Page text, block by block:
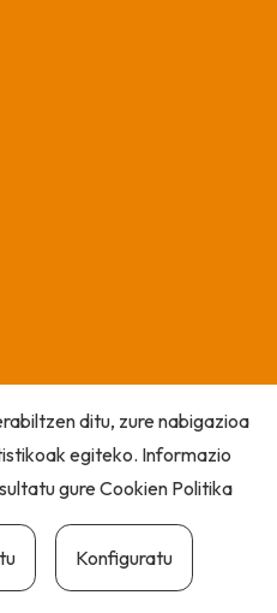
ditu, zure nabigazioa
egiteko. Informazio
gureCookien Politika
Konfiguratu